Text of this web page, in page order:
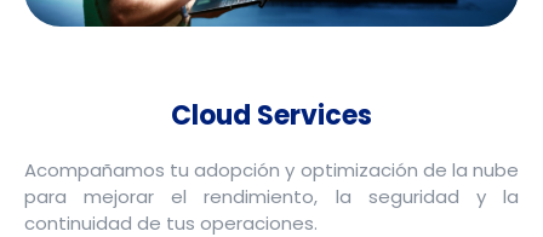
Cloud Services
Acompañamos tu adopción y optimización de la nube
para mejorar el rendimiento, la seguridad y la
continuidad de tus operaciones.